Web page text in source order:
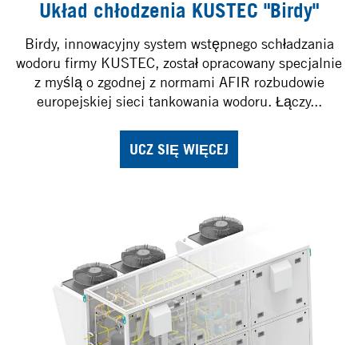
Układ chłodzenia KUSTEC "Birdy"
Birdy, innowacyjny system wstępnego schładzania
wodoru firmy KUSTEC, został opracowany specjalnie
z myślą o zgodnej z normami AFIR rozbudowie
europejskiej sieci tankowania wodoru. Łączy...
UCZ SIĘ WIĘCEJ